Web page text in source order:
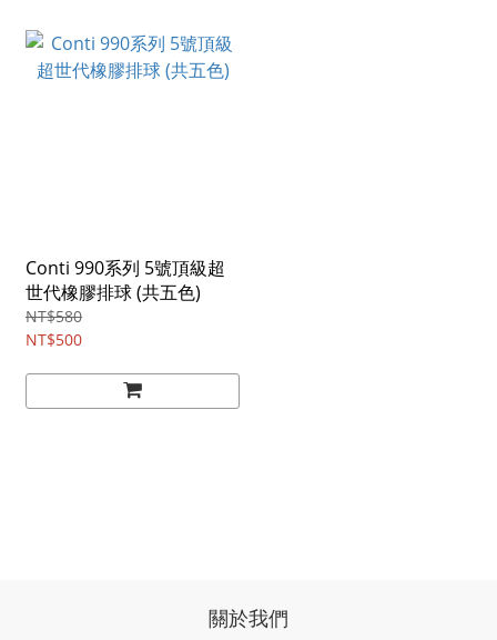
Conti 990系列 5號頂級超
世代橡膠排球 (共五色)
NT$580
NT$500
關於我們